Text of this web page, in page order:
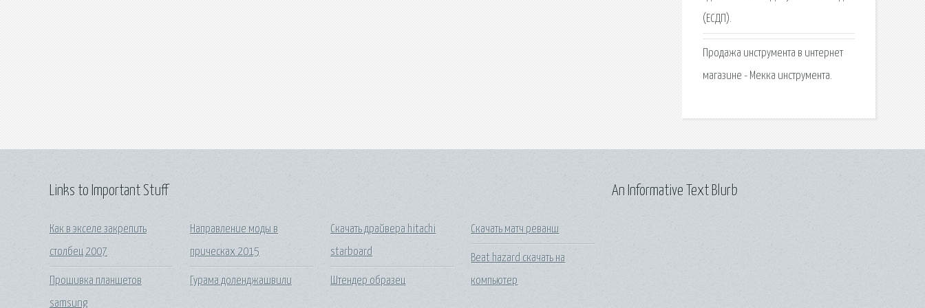
(ЕСДП).
Продажа инструмента в интернет
магазине - Мекка инструмента.
Links to Important Stuff
Как в экселе закрепить
столбец 2007
Прошивка планшетов
samsung
Направление моды в
прическах 2015
Гурама доленджашвили
Скачать драйвера hitachi
starboard
Штендер образец
Скачать матч реванш
Beat hazard скачать на
компьютер
An Informative Text Blurb